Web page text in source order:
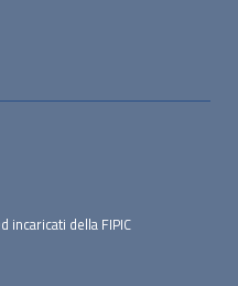
incaricati della FIPIC